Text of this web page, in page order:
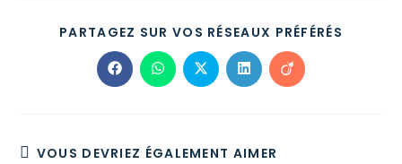
PARTAGEZ SUR VOS RÉSEAUX PRÉFÉRÉS
VOUS DEVRIEZ ÉGALEMENT AIMER